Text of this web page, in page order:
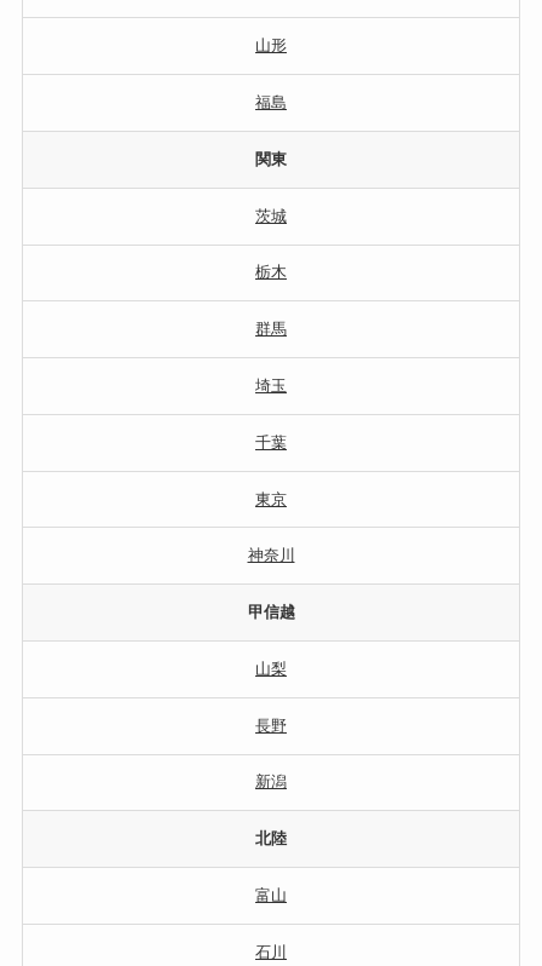
山形
福島
関東
茨城
栃木
群馬
埼玉
千葉
東京
神奈川
甲信越
山梨
長野
新潟
北陸
富山
石川